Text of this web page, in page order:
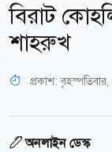
বিরাট
শাহরুখ
প্রকাশ:
অনলাইন ডেস্ক